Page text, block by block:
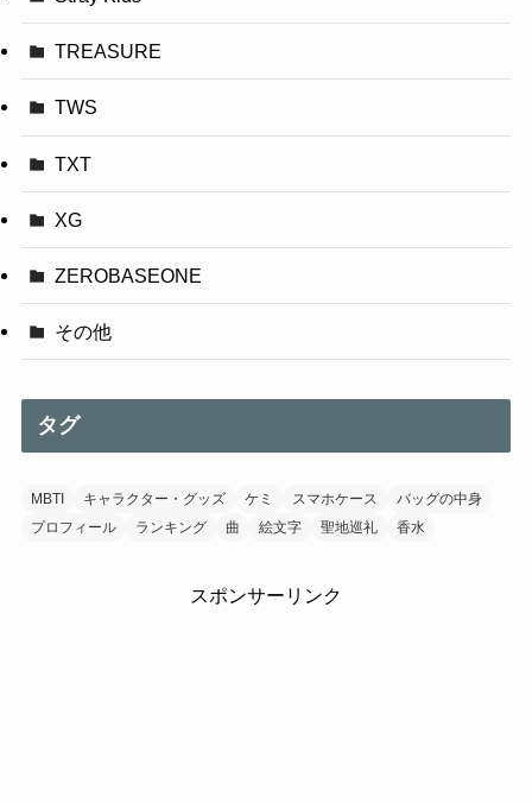
TREASURE
TWS
TXT
XG
ZEROBASEONE
その他
タグ
MBTI キャラクター・グッズ ケミ スマホケース
バッグの中身
プロフィール
ランキング 曲 絵文字 聖地巡礼 香水
スポンサーリンク